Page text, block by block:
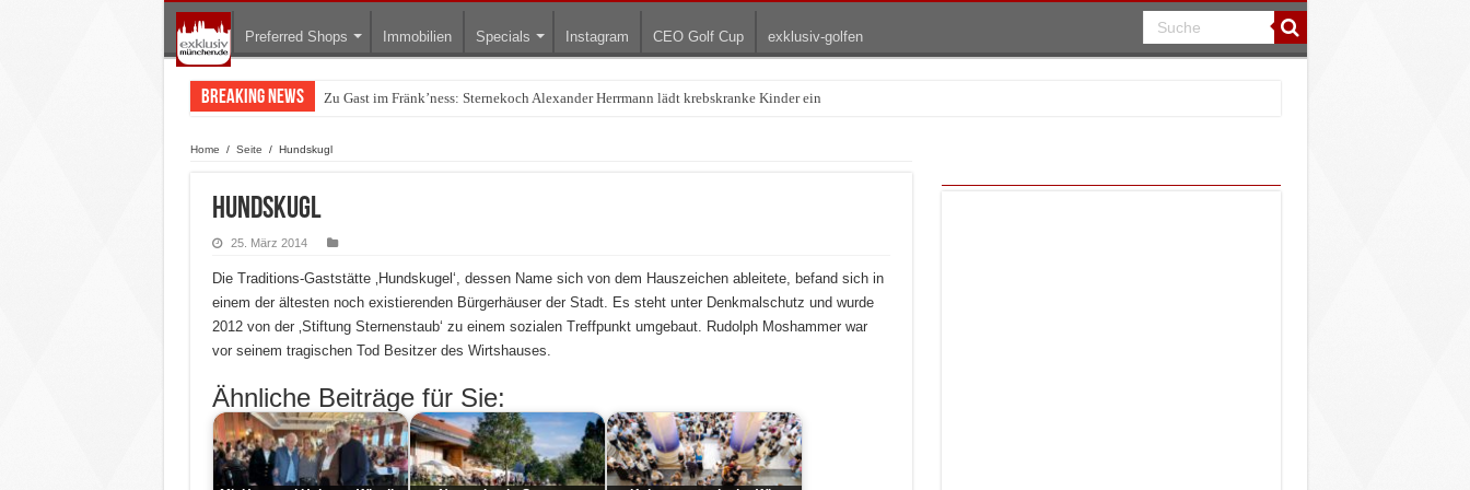
Preferred Shops Immobilien Specials Instagram CEO Golf Cup exklusiv-golfen
Breaking News Zu Gast im Fränk’ness: Sternekoch Alexander Herrmann lädt krebskranke Kinder ein
Warum München gerade zum Treffpunkt der Lingerie-Branche wurde
Home / Seite / Hundskugl
Hundskugl
25. März 2014
Die Traditions-Gaststätte ‚Hundskugel‘, dessen Name sich von dem Hauszeichen ableitete, befand sich in
einem der ältesten noch existierenden Bürgerhäuser der Stadt. Es steht unter Denkmalschutz und wurde
2012 von der ‚Stiftung Sternenstaub‘ zu einem sozialen Treffpunkt umgebaut. Rudolph Moshammer war
vor seinem tragischen Tod Besitzer des Wirtshauses.
Ähnliche Beiträge für Sie: